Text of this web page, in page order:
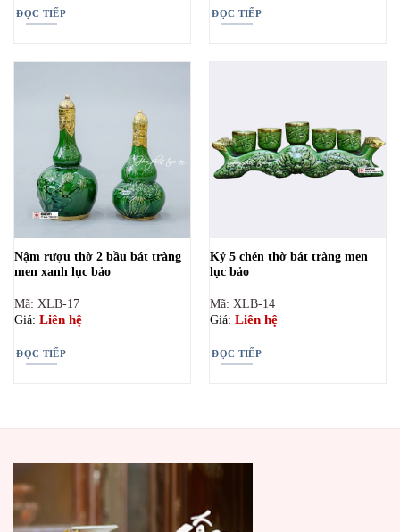
ĐỌC TIẾP ĐỌC TIẾP
Nậm rượu thờ 2 bầu bát tràng
men xanh lục bảo
Mã: XLB-17
Giá: Liên hệ
ĐỌC TIẾP
Kỷ 5 chén thờ bát tràng men
lục bảo
Mã: XLB-14
Giá: Liên hệ
ĐỌC TIẾP